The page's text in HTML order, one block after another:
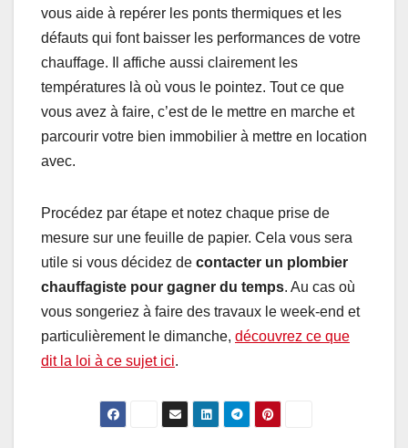
vous aide à repérer les ponts thermiques et les
défauts qui font baisser les performances de votre
chauffage. Il affiche aussi clairement les
températures là où vous le pointez. Tout ce que
vous avez à faire, c’est de le mettre en marche et
parcourir votre bien immobilier à mettre en location
avec.
Procédez par étape et notez chaque prise de
mesure sur une feuille de papier. Cela vous sera
utile si vous décidez de contacter un plombier
chauffagiste pour gagner du temps. Au cas où
vous songeriez à faire des travaux le week-end et
particulièrement le dimanche, découvrez ce que
dit la loi à ce sujet ici.